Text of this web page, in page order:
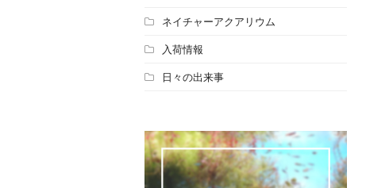
ネイチャーアクアリウム
入荷情報
日々の出来事